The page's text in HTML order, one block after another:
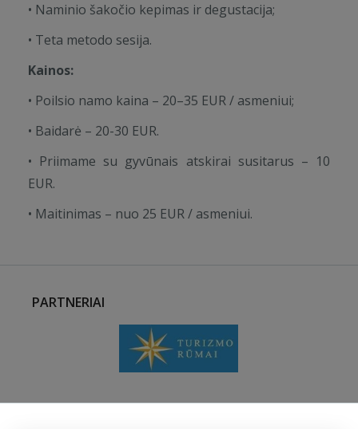
• Naminio šakočio kepimas ir degustacija;
• Teta metodo sesija.
Kainos:
• Poilsio namo kaina – 20–35 EUR / asmeniui;
• Baidarė – 20-30 EUR.
• Priimame su gyvūnais atskirai susitarus – 10
EUR.
• Maitinimas – nuo 25 EUR / asmeniui.
PARTNERIAI